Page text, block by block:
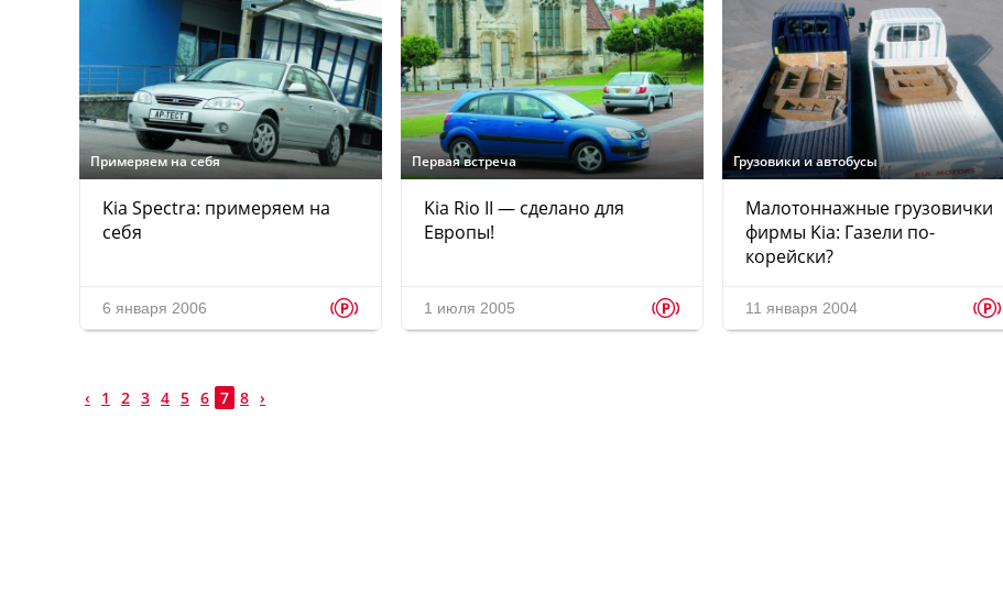
Примеряем на себя
Kia Spectra: примеряем на
себя
6 января 2006 p
Первая встреча
Kia Rio II — сделано для
Европы!
1 июля 2005 p
Грузовики и автобусы
Малотоннажные грузовички
фирмы Kia: Газели по-
корейски?
11 января 2004 p
‹ 1 2 3 4 5 6 7 8 ›